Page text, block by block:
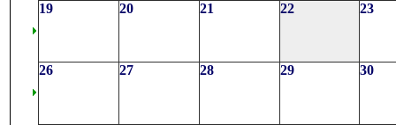
19 20 21 22 23
26 27 28 29 30